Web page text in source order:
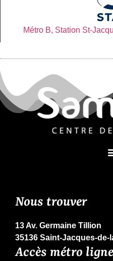
Métro B, Station St-
Nous trouver
13 Av. Germaine Tillion
35136 Saint-Jacques-de-
Accès métro